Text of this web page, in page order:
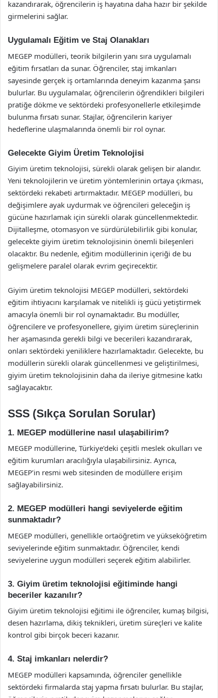
kazandırarak, öğrencilerin iş hayatına daha hazır bir şekilde
girmelerini sağlar.
Uygulamalı Eğitim ve Staj Olanakları
MEGEP modülleri, teorik bilgilerin yanı sıra uygulamalı
eğitim fırsatları da sunar. Öğrenciler, staj imkanları
sayesinde gerçek iş ortamlarında deneyim kazanma şansı
bulurlar. Bu uygulamalar, öğrencilerin öğrendikleri bilgileri
pratiğe dökme ve sektördeki profesyonellerle etkileşimde
bulunma fırsatı sunar. Stajlar, öğrencilerin kariyer
hedeflerine ulaşmalarında önemli bir rol oynar.
Gelecekte Giyim Üretim Teknolojisi
Giyim üretim teknolojisi, sürekli olarak gelişen bir alandır.
Yeni teknolojilerin ve üretim yöntemlerinin ortaya çıkması,
sektördeki rekabeti artırmaktadır. MEGEP modülleri, bu
değişimlere ayak uydurmak ve öğrencileri geleceğin iş
gücüne hazırlamak için sürekli olarak güncellenmektedir.
Dijitalleşme, otomasyon ve sürdürülebilirlik gibi konular,
gelecekte giyim üretim teknolojisinin önemli bileşenleri
olacaktır. Bu nedenle, eğitim modüllerinin içeriği de bu
gelişmelere paralel olarak evrim geçirecektir.
Giyim üretim teknolojisi MEGEP modülleri, sektördeki
eğitim ihtiyacını karşılamak ve nitelikli iş gücü yetiştirmek
amacıyla önemli bir rol oynamaktadır. Bu modüller,
öğrencilere ve profesyonellere, giyim üretim süreçlerinin
her aşamasında gerekli bilgi ve becerileri kazandırarak,
onları sektördeki yeniliklere hazırlamaktadır. Gelecekte, bu
modüllerin sürekli olarak güncellenmesi ve geliştirilmesi,
giyim üretim teknolojisinin daha da ileriye gitmesine katkı
sağlayacaktır.
SSS (Sıkça Sorulan Sorular)
1. MEGEP modüllerine nasıl ulaşabilirim?
MEGEP modüllerine, Türkiye’deki çeşitli meslek okulları ve
eğitim kurumları aracılığıyla ulaşabilirsiniz. Ayrıca,
MEGEP’in resmi web sitesinden de modüllere erişim
sağlayabilirsiniz.
2. MEGEP modülleri hangi seviyelerde eğitim
sunmaktadır?
MEGEP modülleri, genellikle ortaöğretim ve yükseköğretim
seviyelerinde eğitim sunmaktadır. Öğrenciler, kendi
seviyelerine uygun modülleri seçerek eğitim alabilirler.
3. Giyim üretim teknolojisi eğitiminde hangi
beceriler kazanılır?
Giyim üretim teknolojisi eğitimi ile öğrenciler, kumaş bilgisi,
desen hazırlama, dikiş teknikleri, üretim süreçleri ve kalite
kontrol gibi birçok beceri kazanır.
4. Staj imkanları nelerdir?
MEGEP modülleri kapsamında, öğrenciler genellikle
sektördeki firmalarda staj yapma fırsatı bulurlar. Bu stajlar,